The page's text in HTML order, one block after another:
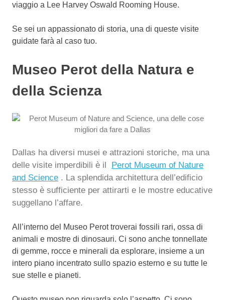
viaggio a Lee Harvey Oswald Rooming House.
Se sei un appassionato di storia, una di queste visite
guidate farà al caso tuo.
Museo Perot della Natura e
della Scienza
Dallas ha diversi musei e attrazioni storiche, ma una
delle visite imperdibili è il
Perot Museum of Nature
and Science . La splendida architettura dell’edificio
stesso è sufficiente per attirarti e le mostre educative
suggellano l’affare.
All’interno del Museo Perot troverai fossili rari, ossa di
animali e mostre di dinosauri. Ci sono anche tonnellate
di gemme, rocce e minerali da esplorare, insieme a un
intero piano incentrato sullo spazio esterno e su tutte le
sue stelle e pianeti.